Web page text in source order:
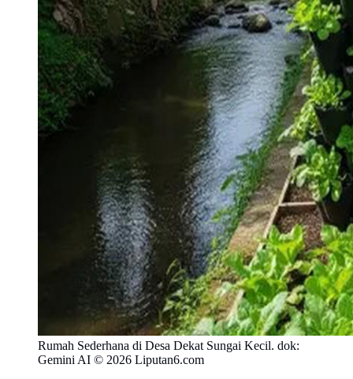
Rumah Sederhana di Desa Dekat Sungai Kecil. dok:
Gemini AI © 2026 Liputan6.com